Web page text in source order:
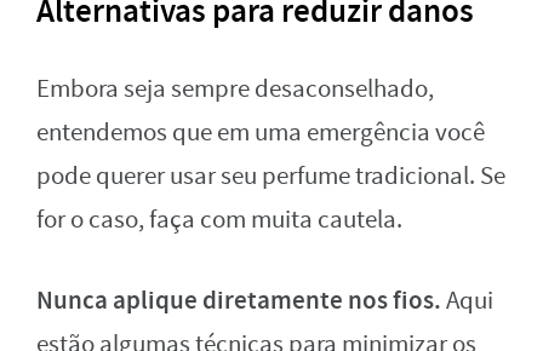
Alternativas para reduzir danos
Embora seja sempre desaconselhado,
entendemos que em uma emergência você
pode querer usar seu perfume tradicional. Se
for o caso, faça com muita cautela.
Nunca aplique diretamente nos fios.Aqui
estão algumas técnicas para minimizar os